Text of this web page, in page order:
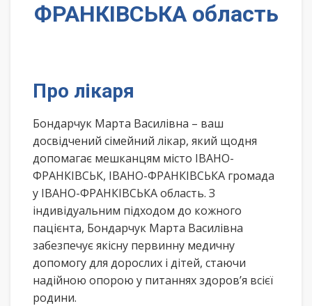
ФРАНКІВСЬКА область
Про лікаря
Бондарчук Марта Василівна – ваш
досвідчений сімейний лікар, який щодня
допомагає мешканцям місто ІВАНО-
ФРАНКІВСЬК, ІВАНО-ФРАНКІВСЬКА громада
у ІВАНО-ФРАНКІВСЬКА область. З
індивідуальним підходом до кожного
пацієнта, Бондарчук Марта Василівна
забезпечує якісну первинну медичну
допомогу для дорослих і дітей, стаючи
надійною опорою у питаннях здоров’я всієї
родини.